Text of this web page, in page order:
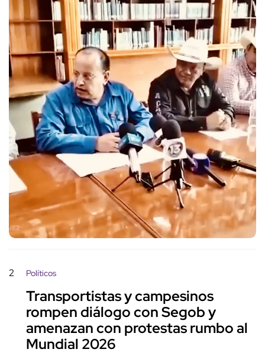
2 Políticos
Transportistas y campesinos
rompen diálogo con Segob y
amenazan con protestas rumbo al
Mundial 2026